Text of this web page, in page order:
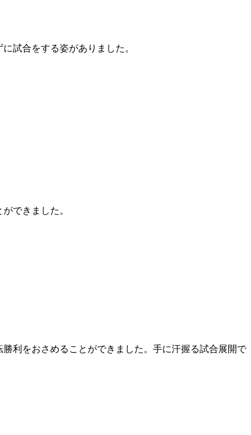
試合をする姿がありました。
できました。
利をおさめることができました。手に汗握る試合展開で